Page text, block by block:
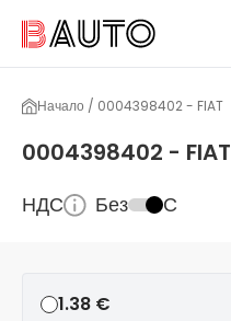
Начало / 0004398402 - FIAT
0004398402 - FIAT
НДС Без С
1.38 €